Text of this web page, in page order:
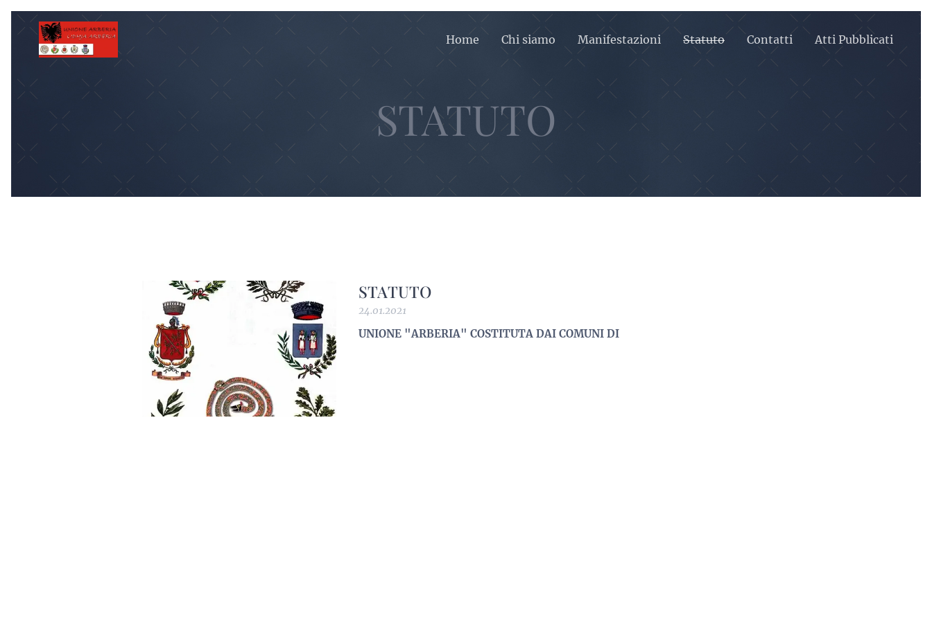
Home Chi siamo Manifestazioni Statuto Contatti Atti Pubblicati
STATUTO
STATUTO
24.01.2021
UNIONE "ARBERIA" COSTITUTA DAI COMUNI DI